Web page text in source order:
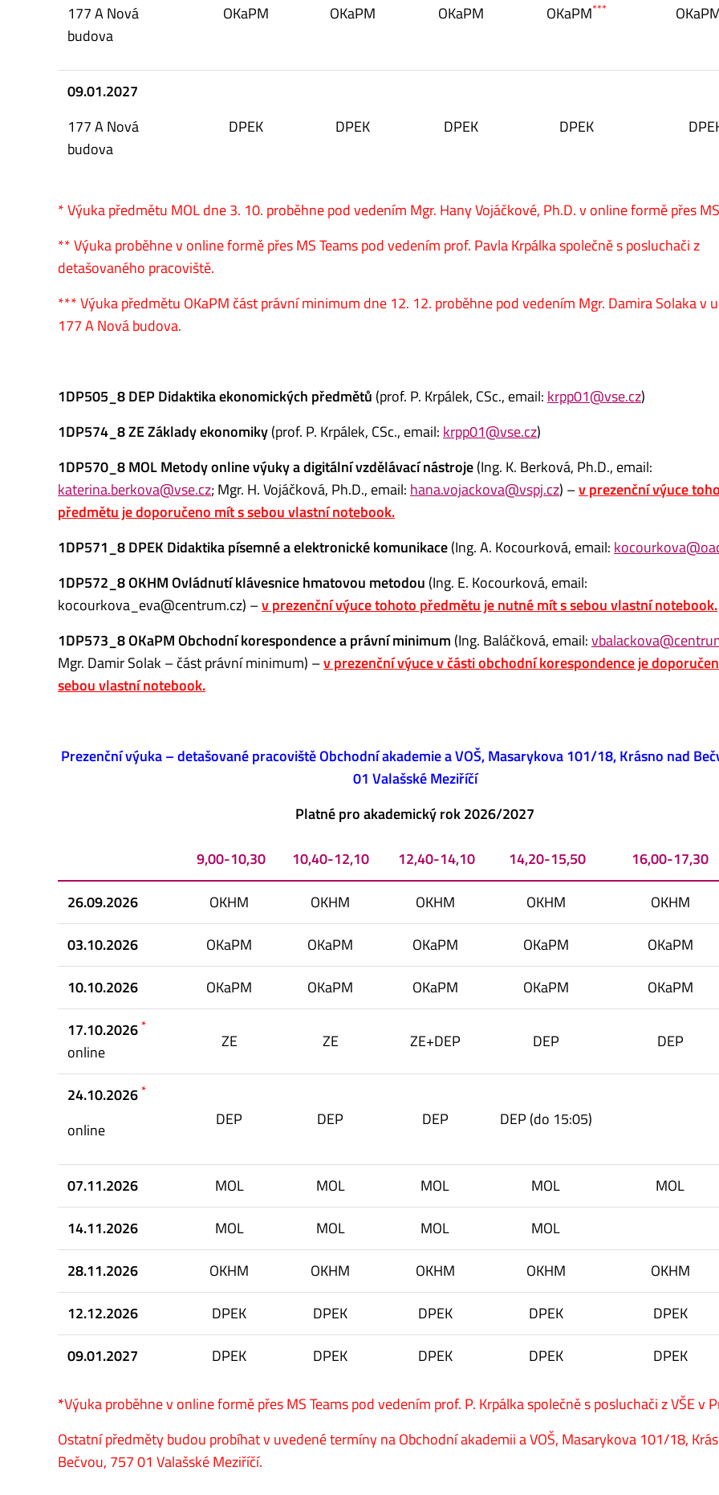
177 A Nová
budova
OKaPM OKaPM OKaPM OKaPM***
09.01.2027
177 A Nová
budova
DPEK DPEK DPEK DPEK
* Výuka předmětu MOL dne 3. 10. proběhne pod vedením Mgr. Hany Vojáčkové, Ph.D. v online formě přes
** Výuka proběhne v online formě přes MS Teams pod vedením prof. Pavla Krpálka společně s posluchači z
detašovaného pracoviště.
*** Výuka předmětu OKaPM část právní minimum dne 12. 12. proběhne pod vedením Mgr. Damira Solaka v
177 A Nová budova.
1DP505_8 DEP Didaktika ekonomických předmětů (prof. P. Krpálek, CSc., email: krpp01@vse.cz)
1DP574_8 ZE Základy ekonomiky(prof. P. Krpálek, CSc., email: krpp01@vse.cz)
1DP570_8 MOL Metody online výuky a digitální vzdělávací nástroje(Ing. K. Berková, Ph.D., email:
katerina.berkova@vse.cz; Mgr. H. Vojáčková, Ph.D., email: hana.vojackova@vspj.cz) –v prezenční výuce
předmětu je doporučeno mít s sebou vlastní notebook.
1DP571_8 DPEK Didaktika písemné a elektronické komunikace(Ing. A. Kocourková, email:
1DP572_8 OKHM Ovládnutí klávesnice hmatovou metodou (Ing. E. Kocourková, email:
kocourkova_eva@centrum.cz) –v prezenční výuce tohoto předmětu je nutné mít s sebou vlastní notebook.
1DP573_8 OKaPM Obchodní korespondence a právní minimum (Ing. Baláčková, email:
Mgr. Damir Solak – část právní minimum) –v prezenční výuce v části obchodní korespondence je
sebou vlastní notebook.
Prezenční výuka –detašované pracoviště Obchodní akademie a VOŠ,Masarykova 101/18, Krásno nad
01 Valašské Meziříčí
Platné pro akademický rok 2026/2027
9,00-10,30 10,40-12,10 12,40-14,10 14,20-15,50
16,00-17,30
26.09.2026
OKHM OKHM OKHM OKHM
OKHM
03.10.2026
OKaPM OKaPM OKaPM OKaPM
OKaPM
10.10.2026
OKaPM OKaPM OKaPM OKaPM
OKaPM
17.10.2026 *
online
ZE ZE ZE+DEP DEP DEP
24.10.2026 *
online
DEP DEP DEP DEP (do 15:05)
07.11.2026 MOL MOL MOL MOL
MOL
14.11.2026
MOL MOL MOL
MOL
28.11.2026
OKHM OKHM OKHM OKHM
OKHM
12.12.2026
DPEK DPEK DPEK DPEK
DPEK
09.01.2027
DPEK DPEK DPEK DPEK DPEK
*Výuka proběhne v online formě přes MS Teams pod vedením prof. P. Krpálka společně s posluchači z VŠE v
Ostatní předměty budou probíhat v uvedené termíny na Obchodní akademii a VOŠ, Masarykova 101/18,
Bečvou, 757 01 Valašské Meziříčí.